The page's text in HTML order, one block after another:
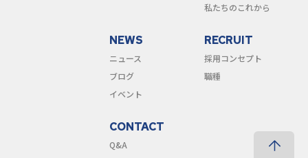
私たちのこれから
NEWS
ニュース
ブログ
イベント
RECRUIT
採用コンセプト
職種
CONTACT
Q&A